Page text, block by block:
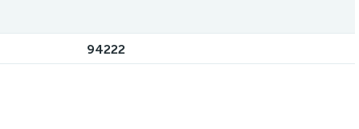
94222